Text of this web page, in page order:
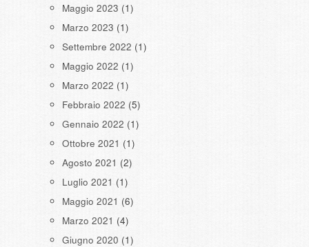
Maggio 2023 (1)
Marzo 2023 (1)
Settembre 2022 (1)
Maggio 2022 (1)
Marzo 2022 (1)
Febbraio 2022 (5)
Gennaio 2022 (1)
Ottobre 2021 (1)
Agosto 2021 (2)
Luglio 2021 (1)
Maggio 2021 (6)
Marzo 2021 (4)
Giugno 2020 (1)